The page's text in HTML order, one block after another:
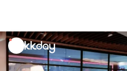
unread
notifications